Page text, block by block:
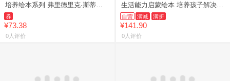
培养绘本系列 弗里德里克·斯蒂尔
著 儿童绘本
券
¥73.38
0人评价
生活能力启蒙绘本 培养孩子解决生
活难题的能力
自营 满减 满折
¥141.90
0人评价